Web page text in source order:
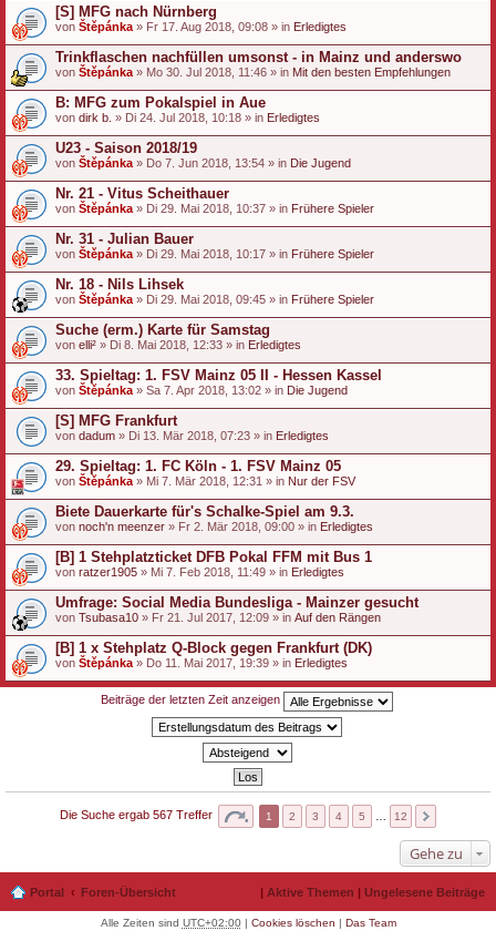
[S] MFG nach Nürnberg
von Štěpánka » Fr 17. Aug 2018, 09:08 » in Erledigtes
Trinkflaschen nachfüllen umsonst - in Mainz und anderswo
von Štěpánka » Mo 30. Jul 2018, 11:46 » in Mit den besten Empfehlungen
B: MFG zum Pokalspiel in Aue
von dirk b. » Di 24. Jul 2018, 10:18 » in Erledigtes
U23 - Saison 2018/19
von Štěpánka » Do 7. Jun 2018, 13:54 » in Die Jugend
Nr. 21 - Vitus Scheithauer
von Štěpánka » Di 29. Mai 2018, 10:37 » in Frühere Spieler
Nr. 31 - Julian Bauer
von Štěpánka » Di 29. Mai 2018, 10:17 » in Frühere Spieler
Nr. 18 - Nils Lihsek
von Štěpánka » Di 29. Mai 2018, 09:45 » in Frühere Spieler
Suche (erm.) Karte für Samstag
von elli² » Di 8. Mai 2018, 12:33 » in Erledigtes
33. Spieltag: 1. FSV Mainz 05 II - Hessen Kassel
von Štěpánka » Sa 7. Apr 2018, 13:02 » in Die Jugend
[S] MFG Frankfurt
von dadum » Di 13. Mär 2018, 07:23 » in Erledigtes
29. Spieltag: 1. FC Köln - 1. FSV Mainz 05
von Štěpánka » Mi 7. Mär 2018, 12:31 » in Nur der FSV
Biete Dauerkarte für's Schalke-Spiel am 9.3.
von noch'n meenzer » Fr 2. Mär 2018, 09:00 » in Erledigtes
[B] 1 Stehplatzticket DFB Pokal FFM mit Bus 1
von ratzer1905 » Mi 7. Feb 2018, 11:49 » in Erledigtes
Umfrage: Social Media Bundesliga - Mainzer gesucht
von Tsubasa10 » Fr 21. Jul 2017, 12:09 » in Auf den Rängen
[B] 1 x Stehplatz Q-Block gegen Frankfurt (DK)
von Štěpánka » Do 11. Mai 2017, 19:39 » in Erledigtes
Beiträge der letzten Zeit anzeigen
Die Suche ergab 567 Treffer 1 2 3 4 5 12
Gehe zu
Portal Foren-Übersicht | Aktive Themen | Ungelesene Beiträge
Alle Zeiten sind UTC+02:00| Cookies löschen | Das Team